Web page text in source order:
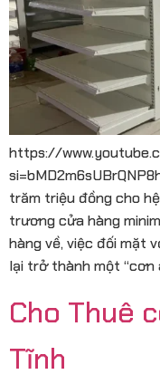
https://
trăm triệu đồng cho
trương cửa hàng
hàng về, việc đối mặt
lại trở thành một “cơn
Cho Thuê
Tĩnh